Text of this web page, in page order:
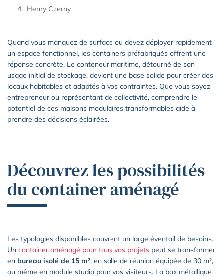
Henry Czerny
Quand vous manquez de surface ou devez déployer rapidement
un espace fonctionnel, les containers préfabriqués offrent une
réponse concrète. Le conteneur maritime, détourné de son
usage initial de stockage, devient une base solide pour créer des
locaux habitables et adaptés à vos contraintes. Que vous soyez
entrepreneur ou représentant de collectivité, comprendre le
potentiel de ces maisons modulaires transformables aide à
prendre des décisions éclairées.
Découvrez les possibilités
du container aménagé
Les typologies disponibles couvrent un large éventail de besoins.
Un container aménagé pour tous vos projets peut se transformer
en bureau isolé de 15 m², en salle de réunion équipée de 30 m²,
ou même en module studio pour vos visiteurs. La box métallique